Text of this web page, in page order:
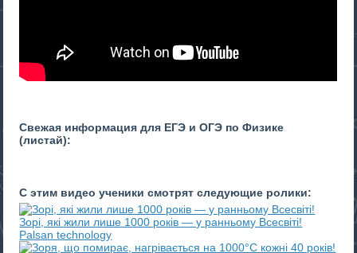
Свежая информация для ЕГЭ и ОГЭ по Физике
(листай):
С этим видео ученики смотрят следующие ролики:
Зорі, які жили лише 1000 років — у ранньому Всесвіті!
Palsan technology